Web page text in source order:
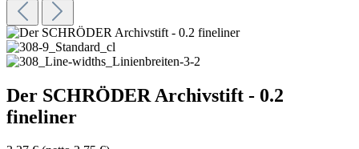
Der SCHRÖDER Archivstift - 0.2
fineliner